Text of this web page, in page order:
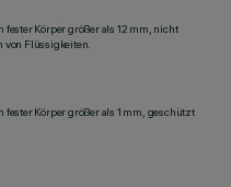
Körper größer als 12 mm, nicht
von Flüssigkeiten.
Körper größer als 1 mm, geschützt